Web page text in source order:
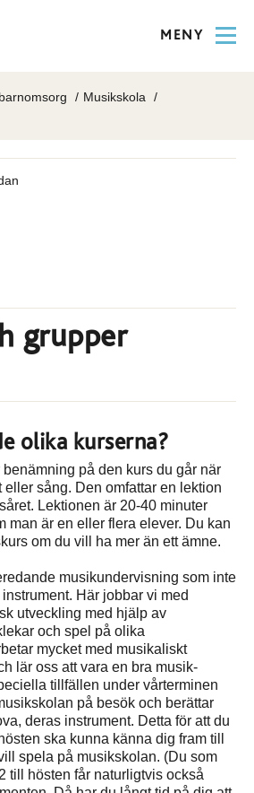
MENY
Musikskola
grupper
olika kurserna?
benämning på den kurs du går när
eller sång. Den omfattar en lektion
Lektionen är 20-40 minuter
man är en eller flera elever. Du kan
om du vill ha mer än ett ämne.
musikundervisning som inte
Här jobbar vi med
utveckling med hjälp av
och spel på olika
mycket med musikaliskt
lär oss att vara en bra musik-
tillfällen under vårterminen
på besök och berättar
deras instrument. Detta för att du
ska kunna känna dig fram till
spela på musikskolan. (Du som
till hösten får naturligtvis också